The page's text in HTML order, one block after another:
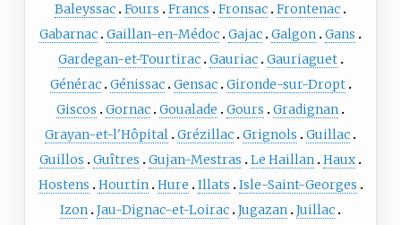
Baleyssac Fours Francs Fronsac Frontenac
Gabarnac Gaillan-en-Médoc Gajac Galgon Gans
Gardegan-et-Tourtirac Gauriac Gauriaguet
Générac Génissac Gensac Gironde-sur-Dropt
Giscos
Gornac Goualade Gours
Gradignan
Grayan-et-l'Hôpital Grézillac Grignols
Guillac
Guillos
Guîtres Gujan-Mestras Le Haillan Haux
Hostens
Hourtin Hure Illats
Isle-Saint-Georges
Izon Jau-Dignac-et-Loirac Jugazan Juillac